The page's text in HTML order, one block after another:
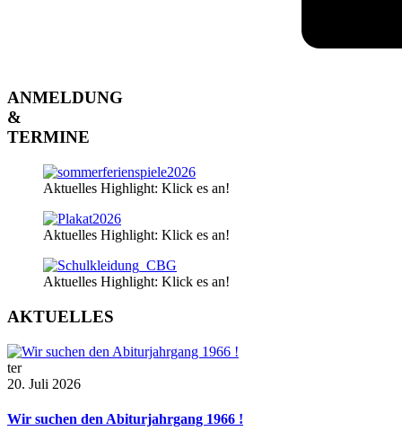
ANMELDUNG
&
TERMINE
Aktuelles Highlight: Klick es an!
Aktuelles Highlight: Klick es an!
Aktuelles Highlight: Klick es an!
AKTUELLES
ter
20. Juli 2026
Wir suchen den Abiturjahrgang 1966 !